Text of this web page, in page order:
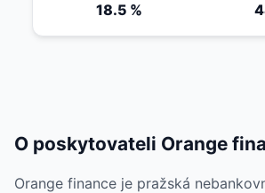
18.5 %
O poskytovateli Orange
Orange finance je pražská